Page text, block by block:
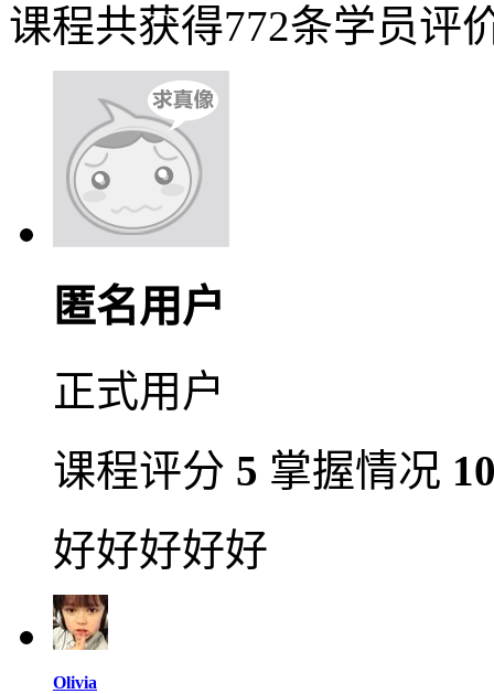
课程共获得772条学员评
匿名用户
正式用户
课程评分 5 掌握情况
好好好好好
Olivia